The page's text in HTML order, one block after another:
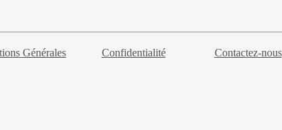
Générales Confidentialité Contactez-nous